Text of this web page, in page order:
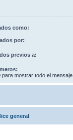
como:
por:
previos a:
mostrar todo el mensaje.
general